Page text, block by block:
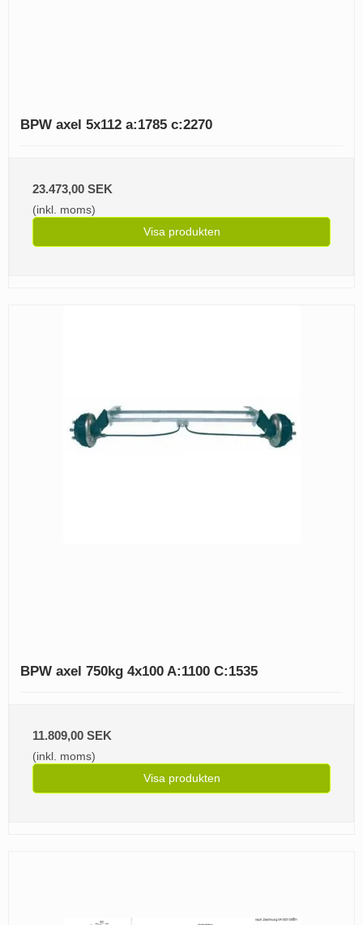
BPW axel 5x112 a:1785 c:2270
23.473,00 SEK
(inkl. moms)
Visa produkten
BPW axel 750kg 4x100 A:1100 C:1535
11.809,00 SEK
(inkl. moms)
Visa produkten